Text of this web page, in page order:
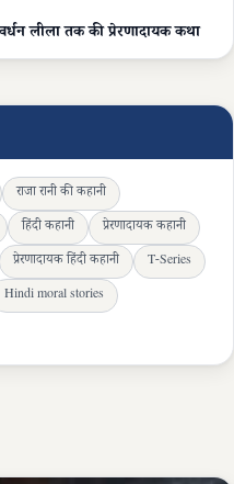
लीला तक की प्रेरणादायक कथा
राजा रानी की कहानी
हिंदी कहानी
प्रेरणादायक कहानी
प्रेरणादायक हिंदी कहानी
T-Series
Hindi moral stories